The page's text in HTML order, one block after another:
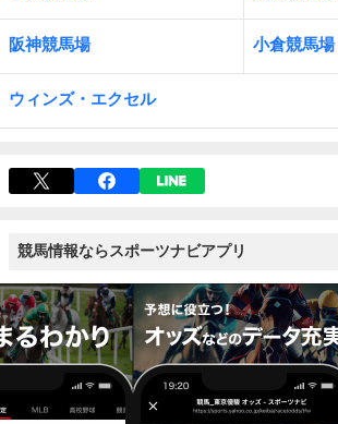
阪神競馬場 小倉競馬場
ウィンズ・エクセル
競馬情報ならスポーツナビアプリ